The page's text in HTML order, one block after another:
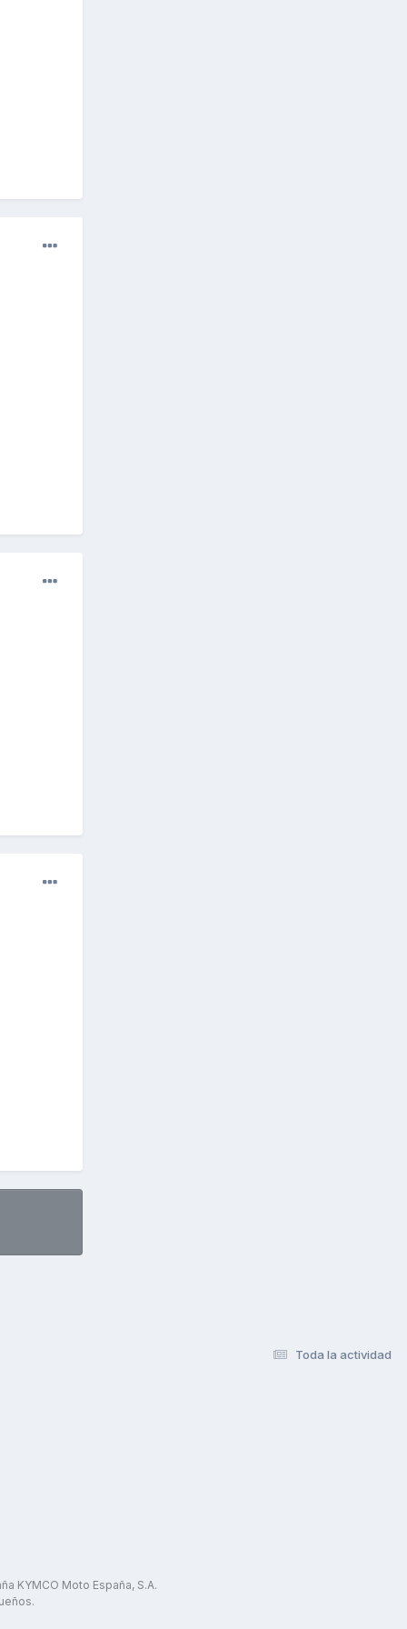
Toda la actividad
KYMCO Moto España, S.A.